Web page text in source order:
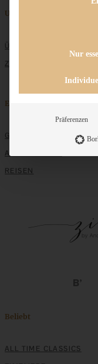
Unternehmen
ÜBER MICH
ZUSAMMENARBEIT
Entdecken
GRUNDLAGEN
ALLE REZEPTE
REISEN
Beliebt
ALL TIME CLASSICS
Nur
Präferenzen